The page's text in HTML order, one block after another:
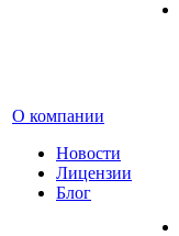
О компании
Новости
Лицензии
Блог